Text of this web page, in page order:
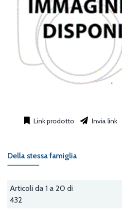
Link prodotto Invia link
Della stessa famiglia
Articoli da 1 a 20 di
432